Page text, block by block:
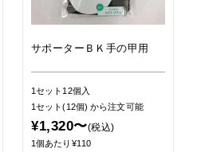
サポーターＢＫ手の甲用
1セット12個入
1セット(12個)から注文可能
¥1,320〜(税込)
1個あたり¥110